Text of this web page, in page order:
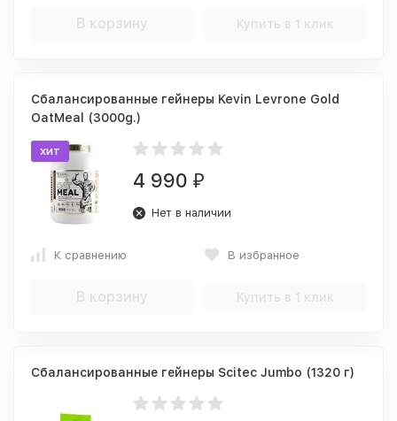
В корзину Купить в 1 клик
Сбалансированные гейнеры Kevin Levrone Gold
OatMeal (3000g.)
хит
4 990 ₽
Нет в наличии
К сравнению В избранное
В корзину Купить в 1 клик
Сбалансированные гейнеры Scitec Jumbo (1320 г)